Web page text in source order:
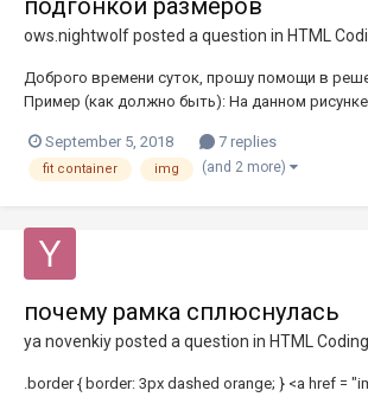
подгонкой размеров
ows.nightwolfposted a question in HTML
Доброго времени суток, прошу помощи в
Пример (как должно быть): На данном
высота) заданы фиксированно (но эти
известны + при изменении размеров окна
September 5, 2018 7 replies
fit container img (and 2 more)
почему рамка сплюснулась
ya novenkiyposted a question in HTML Coding
.border { border: 3px dashed orange; } <a href =